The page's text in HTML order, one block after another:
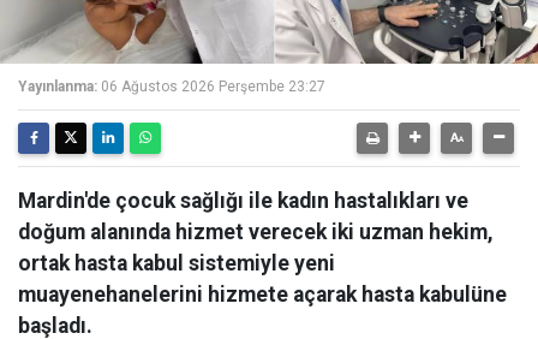
Yayınlanma: 06 Ağustos 2026 Perşembe 23:27
Mardin'de çocuk sağlığı ile kadın hastalıkları ve
doğum alanında hizmet verecek iki uzman hekim,
ortak hasta kabul sistemiyle yeni
muayenehanelerini hizmete açarak hasta kabulüne
başladı.